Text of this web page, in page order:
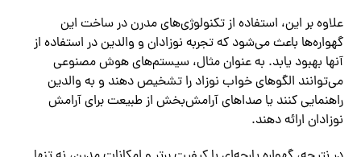
علاوه بر این، استفاده از تکنولوژی‌های مدرن در ساخت این
گهواره‌ها باعث می‌شود که تجربه نوزادان و والدین در استفاده از
آنها بهبود یابد. به عنوان مثال، سیستم‌های هوش مصنوعی
می‌توانند الگوهای خواب نوزاد را تشخیص دهند و به والدین
راهنمایی کنند یا صداهای آرامش‌بخش از طبیعت برای آرامش
نوزادان ارائه دهند.